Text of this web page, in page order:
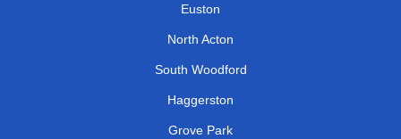
Euston
North Acton
South Woodford
Haggerston
Grove Park